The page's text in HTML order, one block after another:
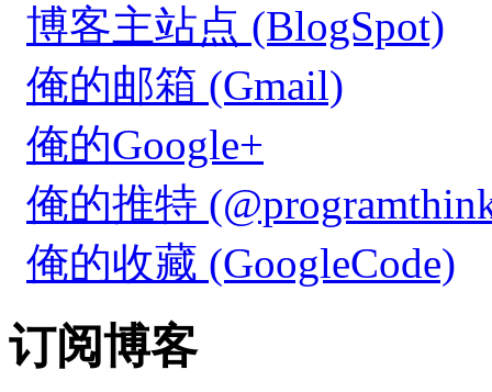
博客主站点 (BlogSpot)
俺的邮箱 (Gmail)
俺的Google+
俺的推特
俺的收藏 (GoogleCode)
订阅博客